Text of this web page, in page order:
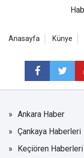
Anasayfa Künye
Ankara Haber
Çankaya Haberleri
Keçiören Haberleri